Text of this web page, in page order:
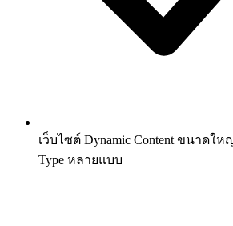
เว็บไซต์ Dynamic Content ขนาดให
Type หลายแบบ